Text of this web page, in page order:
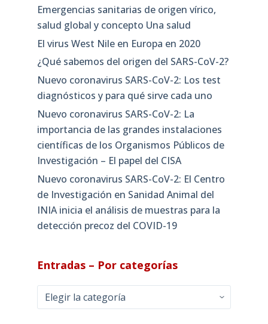
Emergencias sanitarias de origen vírico,
salud global y concepto Una salud
El virus West Nile en Europa en 2020
¿Qué sabemos del origen del SARS-CoV-2?
Nuevo coronavirus SARS-CoV-2: Los test
diagnósticos y para qué sirve cada uno
Nuevo coronavirus SARS-CoV-2: La
importancia de las grandes instalaciones
científicas de los Organismos Públicos de
Investigación – El papel del CISA
Nuevo coronavirus SARS-CoV-2: El Centro
de Investigación en Sanidad Animal del
INIA inicia el análisis de muestras para la
detección precoz del COVID-19
Entradas – Por categorías
Entradas
–